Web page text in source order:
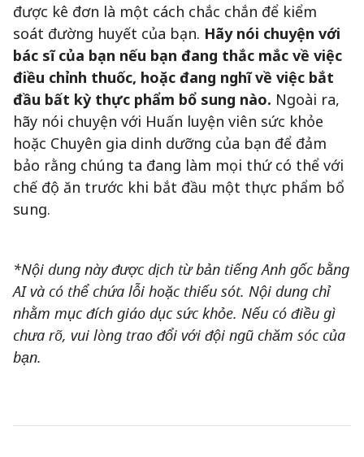
được kê đơn là một cách chắc chắn để kiểm
soát đường huyết của bạn. Hãy nói chuyện với
bác sĩ của bạn nếu bạn đang thắc mắc về việc
điều chỉnh thuốc, hoặc đang nghĩ về việc bắt
đầu bất kỳ thực phẩm bổ sung nào. Ngoài ra,
hãy nói chuyện với Huấn luyện viên sức khỏe
hoặc Chuyên gia dinh dưỡng của bạn để đảm
bảo rằng chúng ta đang làm mọi thứ có thể với
chế độ ăn trước khi bắt đầu một thực phẩm bổ
sung.
*Nội dung này được dịch từ bản tiếng Anh gốc bằng
AI và có thể chứa lỗi hoặc thiếu sót. Nội dung chỉ
nhằm mục đích giáo dục sức khỏe. Nếu có điều gì
chưa rõ, vui lòng trao đổi với đội ngũ chăm sóc của
bạn.